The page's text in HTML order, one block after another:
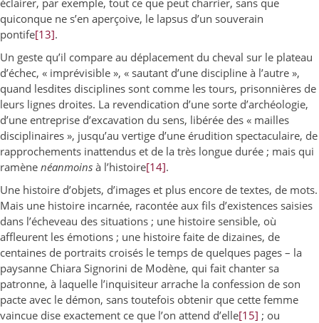
éclairer, par exemple, tout ce que peut charrier, sans que
quiconque ne s’en aperçoive, le lapsus d’un souverain
pontife[13].
Un geste qu’il compare au déplacement du cheval sur le plateau
d’échec, « imprévisible », « sautant d’une discipline à l’autre »,
quand lesdites disciplines sont comme les tours, prisonnières de
leurs lignes droites. La revendication d’une sorte d’archéologie,
d’une entreprise d’excavation du sens, libérée des « mailles
disciplinaires », jusqu’au vertige d’une érudition spectaculaire, de
rapprochements inattendus et de la très longue durée ; mais qui
ramène néanmoins à l’histoire[14].
Une histoire d’objets, d’images et plus encore de textes, de mots.
Mais une histoire incarnée, racontée aux fils d’existences saisies
dans l’écheveau des situations ; une histoire sensible, où
affleurent les émotions ; une histoire faite de dizaines, de
centaines de portraits croisés le temps de quelques pages – la
paysanne Chiara Signorini de Modène, qui fait chanter sa
patronne, à laquelle l’inquisiteur arrache la confession de son
pacte avec le démon, sans toutefois obtenir que cette femme
vaincue dise exactement ce que l’on attend d’elle[15] ; ou